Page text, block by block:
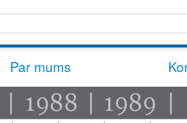
Par mums